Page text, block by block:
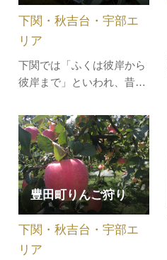
ルスト台地…
下関では「ふくは彼岸から
彼岸まで」といわれ、昔は
の終わりを迎えていまし
た。この供養祭には、全国
からふく関係者が多数集ま
り、ふくの供養を行った
後、船が関門海峡へ向けて
出航しふくを放流します。
下関・秋吉台・宇部エ
リア
豊田町りんご狩り
下関・秋吉台・宇部エ
リア